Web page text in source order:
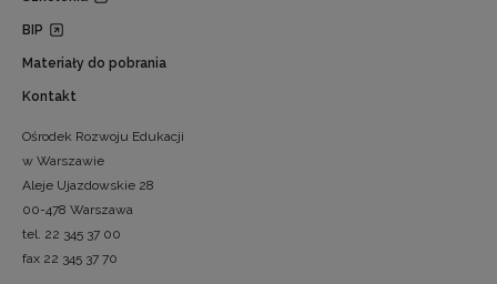
BIP
Materiały do pobrania
Kontakt
Ośrodek Rozwoju Edukacji
w Warszawie
Aleje Ujazdowskie 28
00-478 Warszawa
tel. 22 345 37 00
fax 22 345 37 70